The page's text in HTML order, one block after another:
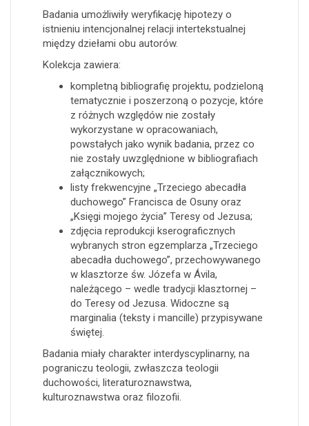
Badania umożliwiły weryfikację hipotezy o
istnieniu intencjonalnej relacji intertekstualnej
między dziełami obu autorów.
Kolekcja zawiera:
kompletną bibliografię projektu, podzieloną
tematycznie i poszerzoną o pozycje, które
z różnych względów nie zostały
wykorzystane w opracowaniach,
powstałych jako wynik badania, przez co
nie zostały uwzględnione w bibliografiach
załącznikowych;
listy frekwencyjne „Trzeciego abecadła
duchowego” Francisca de Osuny oraz
„Księgi mojego życia” Teresy od Jezusa;
zdjęcia reprodukcji kserograficznych
wybranych stron egzemplarza „Trzeciego
abecadła duchowego”, przechowywanego
w klasztorze św. Józefa w Ávila,
należącego – wedle tradycji klasztornej –
do Teresy od Jezusa. Widoczne są
marginalia (teksty i mancille) przypisywane
świętej.
Badania miały charakter interdyscyplinarny, na
pograniczu teologii, zwłaszcza teologii
duchowości, literaturoznawstwa,
kulturoznawstwa oraz filozofii.